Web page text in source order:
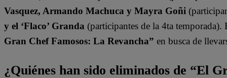
Vasquez, Armando Machuca y Mayra Goñi
y el ‘Flaco’ Granda (participantes de la 4ta temporada).
Gran Chef Famosos: La Revancha” en busca de
¿Quiénes han sido eliminados de “El